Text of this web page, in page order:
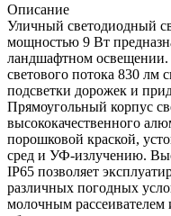
Описание
Уличный светодиодный
мощностью 9 Вт
ландшафтном освещении.
светового потока 830 лм
подсветки дорожек и
Прямоугольный корпус
высококачественного
порошковой краской,
сред и УФ-излучению.
IP65 позволяет
различных погодных
молочным рассеивателем